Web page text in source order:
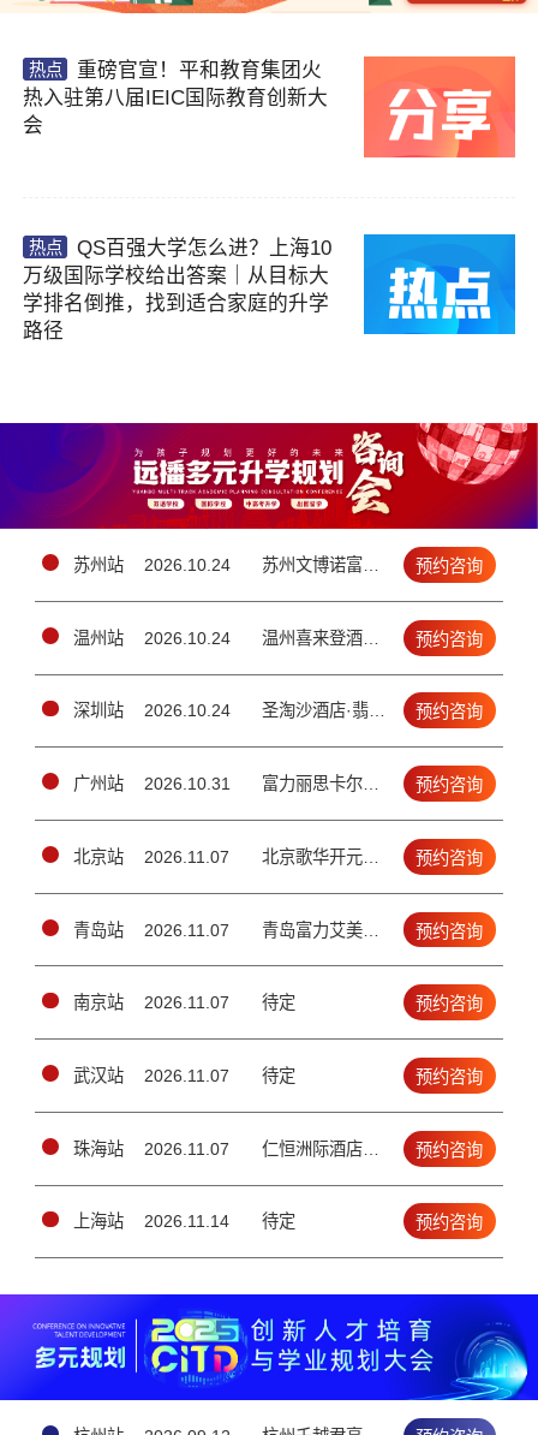
热点
重磅官宣！平和教育集团火
热入驻第八届IEIC国际教育创新大
会
热点
QS百强大学怎么进？上海10
万级国际学校给出答案｜从目标大
学排名倒推，找到适合家庭的升学
路径
苏州站 2026.10.24 苏州文博诺富特酒店1楼玲珑厅（苏州吴中区工业园区苏州大道东688号） 预约咨询
温州站 2026.10.24 温州喜来登酒店四楼锦绣厅（（温州市车站大道292号）） 预约咨询
深圳站 2026.10.24 圣淘沙酒店·翡翠店4楼宴会厅（南山区金鸡路1号） 预约咨询
广州站 2026.10.31 富力丽思卡尔顿酒店2楼宴会厅（天河区珠江新城兴安路3号） 预约咨询
北京站 2026.11.07 北京歌华开元大酒店二层国际新闻大厅（北三环鼓楼外大街19号） 预约咨询
青岛站 2026.11.07 青岛富力艾美酒店五层大宴会厅（青岛市市北区延吉路112号） 预约咨询
南京站 2026.11.07 待定 预约咨询
武汉站 2026.11.07 待定 预约咨询
珠海站 2026.11.07 仁恒洲际酒店3楼宴会厅（香洲区情侣南路1号） 预约咨询
上海站 2026.11.14 待定 预约咨询
为了更好地为您提供选校咨询、生涯规划、留
学、背提、移民、研学服务，我们将收集您的上
述信息。若您同意且理解，上述信息将用于本公
司为您进行后期回访，从而定制更为贴心的服
《用户隐私
×